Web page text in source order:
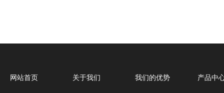
网站首页 关于我们 我们的优势 产品中